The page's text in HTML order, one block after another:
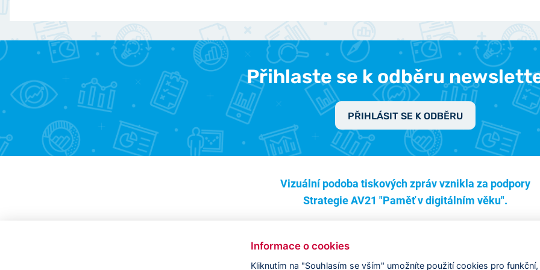
Přihlaste se k odběru
PŘIHLÁSIT SE K ODBĚRU
Vizuální podoba tiskových zpráv vznikla za podpory
Strategie AV21 "Paměť v digitálním věku".
Informace o cookies
Kliknutím na "Souhlasím se vším" umožníte použití cookies pro funkční,